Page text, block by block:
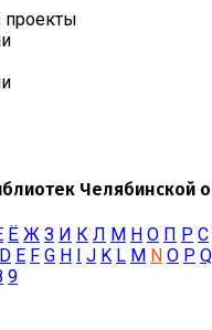
Челябинской
Ё Ж З И К Л М Н О П Р С
D E F G H I J K L M N O P Q
9